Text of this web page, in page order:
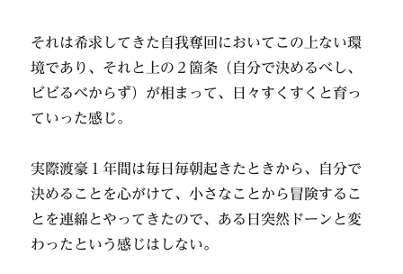
それは希求してきた自我奪回においてこの上ない環
境であり、それと上の２箇条（自分で決めるべし、
ビビるべからず）が相まって、日々すくすくと育っ
ていった感じ。
実際渡豪１年間は毎日毎朝起きたときから、自分で
決めることを心がけて、小さなことから冒険するこ
とを連綿とやってきたので、ある日突然ドーンと変
わったという感じはしない。